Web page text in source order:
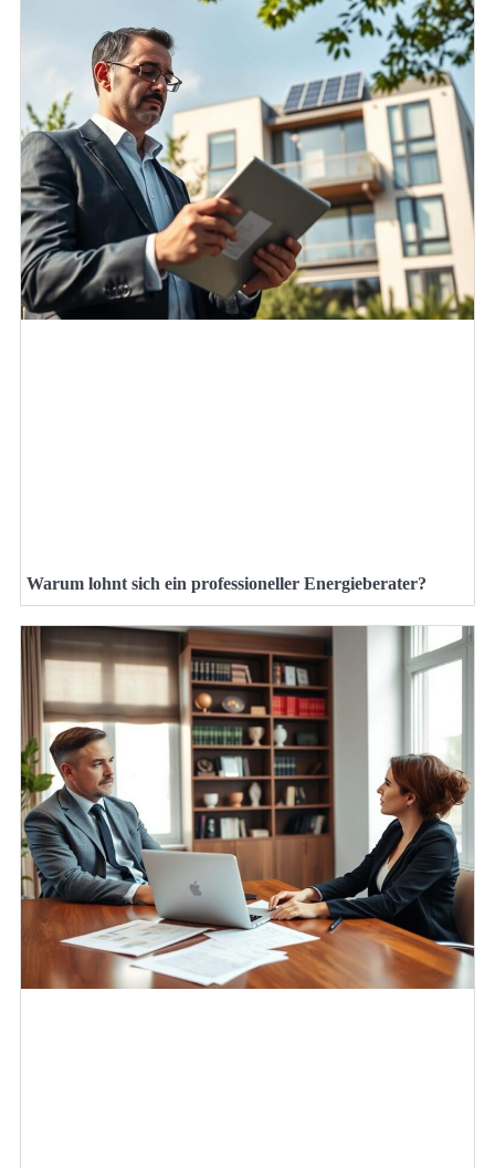
Warum lohnt sich ein professioneller Energieberater?